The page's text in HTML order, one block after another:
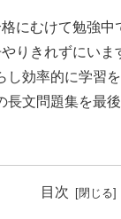
にむけて勉強中
りきれずにいま
し効率的に学習
長文問題集を最
目次